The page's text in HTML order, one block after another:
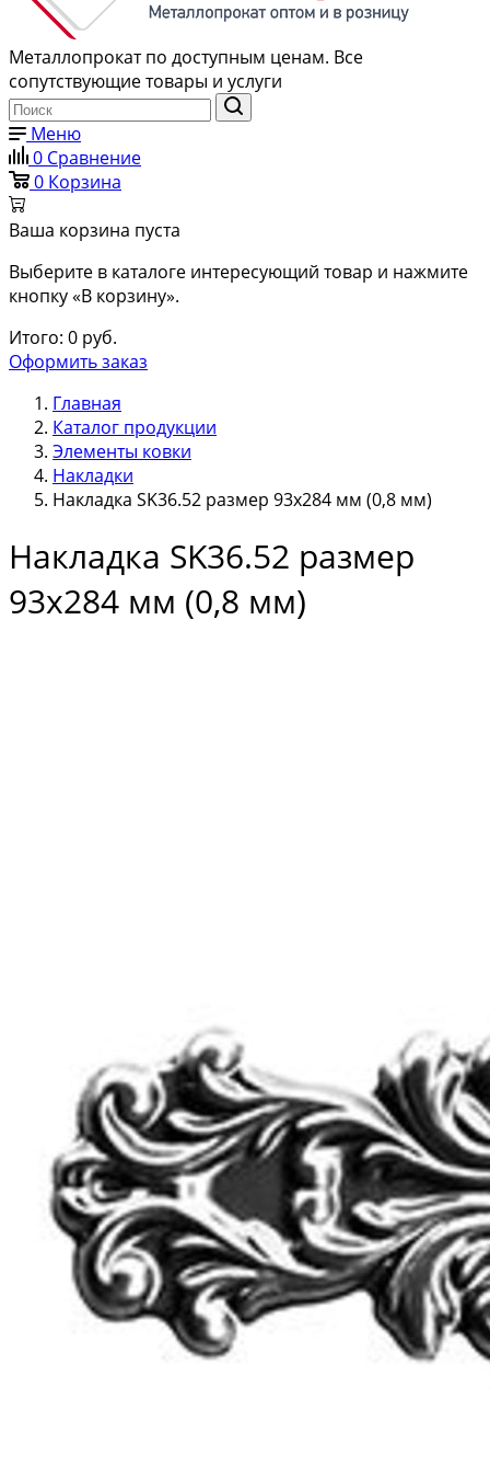
Металлопрокат по доступным ценам. Все
сопутствующие товары и услуги
Меню
0 Сравнение
0 Корзина
Ваша корзина пуста
Выберите в каталоге интересующий товар и нажмите
кнопку «В корзину».
Итого: 0 руб.
Оформить заказ
Главная
Каталог продукции
Элементы ковки
Накладки
Накладка SK36.52 размер 93х284 мм (0,8 мм)
Накладка SK36.52 размер
93х284 мм (0,8 мм)